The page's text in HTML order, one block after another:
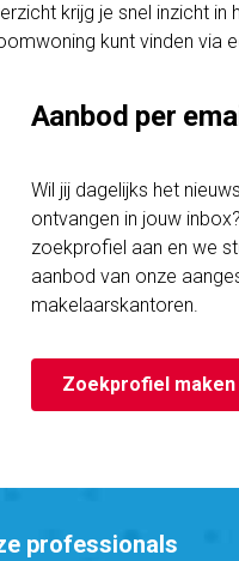
krijg je snel inzicht in
kunt vinden via
Aanbod per
Wil jij dagelijks het
ontvangen in jouw
zoekprofiel aan en we
aanbod van onze
makelaarskantoren.
Zoekprofiel maken
professionals